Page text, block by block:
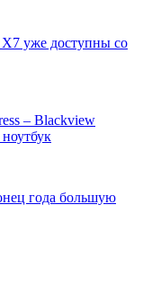
уже доступны со
– Blackview
года большую